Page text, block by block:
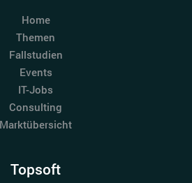
Home
Themen
Fallstudien
Events
IT-Jobs
Consulting
Marktübersicht
Topsoft